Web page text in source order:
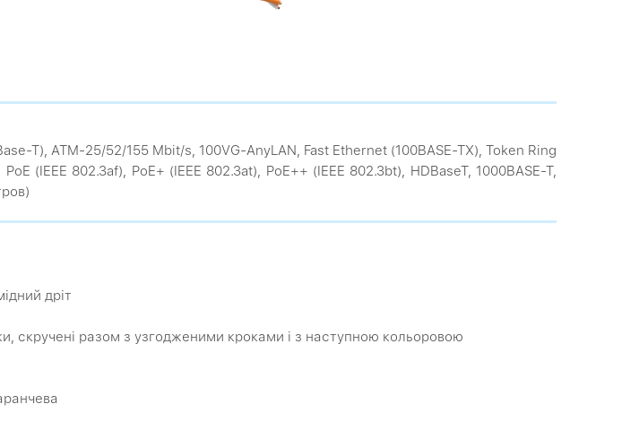
T), ATM-25/52/155 Mbit/s, 100VG-AnyLAN, Fast Ethernet (100BASE-TX), Token Ring
(IEEE 802.3af), PoE+ (IEEE 802.3at), PoE++ (IEEE 802.3bt), HDBaseT, 1000BASE-T,
дріт
скручені разом з узгодженими кроками і з наступною кольоровою